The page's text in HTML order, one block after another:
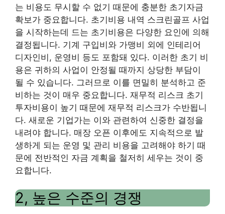
는 비용도 무시할 수 없기 때문에 충분한 초기자금
확보가 중요합니다. 초기비용 내역 스크린골프 사업
을 시작하는데 드는 초기비용은 다양한 요인에 의해
결정됩니다. 기계 구입비와 가맹비 외에 인테리어
디자인비, 운영비 등도 포함돼 있다. 이러한 초기 비
용은 귀하의 사업이 안정될 때까지 상당한 부담이
될 수 있습니다. 그러므로 이를 면밀히 분석하고 준
비하는 것이 매우 중요합니다. 재무적 리스크 초기
투자비용이 높기 때문에 재무적 리스크가 수반됩니
다. 새로운 기업가는 이와 관련하여 신중한 결정을
내려야 합니다. 매장 오픈 이후에도 지속적으로 발
생하게 되는 운영 및 관리 비용을 고려해야 하기 때
문에 전반적인 자금 계획을 철저히 세우는 것이 중
요합니다.
2, 높은 수준의 경쟁